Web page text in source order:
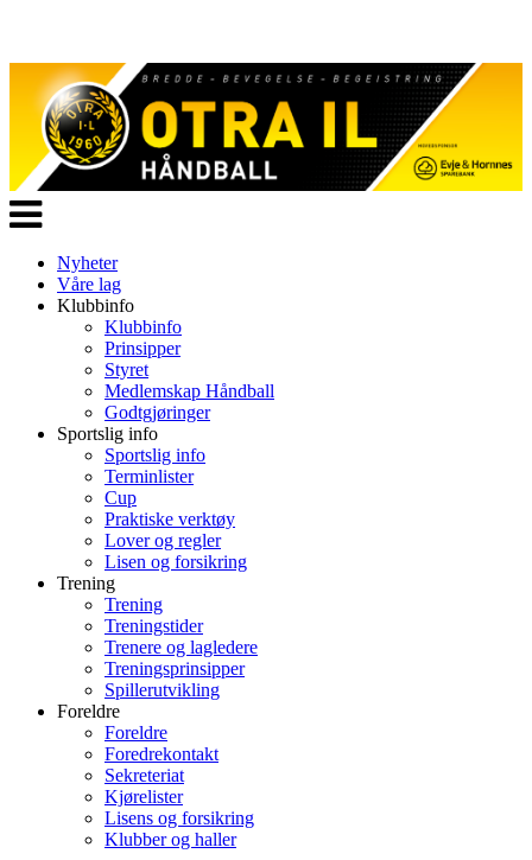
Veksle
navigasjon
Nyheter
Våre lag
Klubbinfo
Klubbinfo
Prinsipper
Styret
Medlemskap Håndball
Godtgjøringer
Sportslig info
Sportslig info
Terminlister
Cup
Praktiske verktøy
Lover og regler
Lisen og forsikring
Trening
Trening
Treningstider
Trenere og lagledere
Treningsprinsipper
Spillerutvikling
Foreldre
Foreldre
Foredrekontakt
Sekreteriat
Kjørelister
Lisens og forsikring
Klubber og haller